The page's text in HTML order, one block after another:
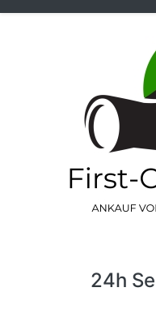
24h